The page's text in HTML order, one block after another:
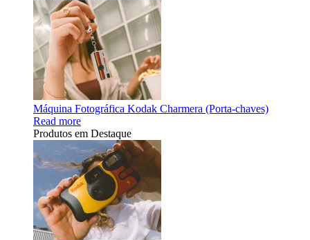
Máquina Fotográfica Kodak Charmera (Porta-chaves)
Read more
Produtos em Destaque